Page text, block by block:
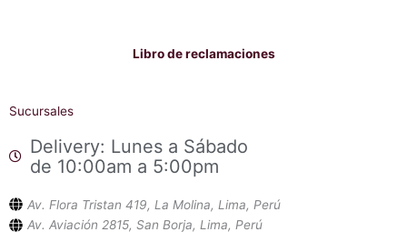
Libro de reclamaciones
Sucursales
Delivery: Lunes a Sábado
de 10:00am a 5:00pm
Av. Flora Tristan 419, La Molina, Lima, Perú
Av. Aviación 2815, San Borja, Lima, Perú